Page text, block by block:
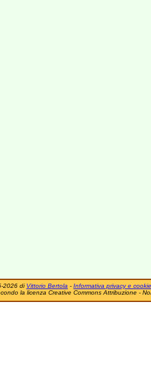
2026 di Vittorio Bertola - Informativa privacy e cookie
la licenza Creative Commons Attribuzione -